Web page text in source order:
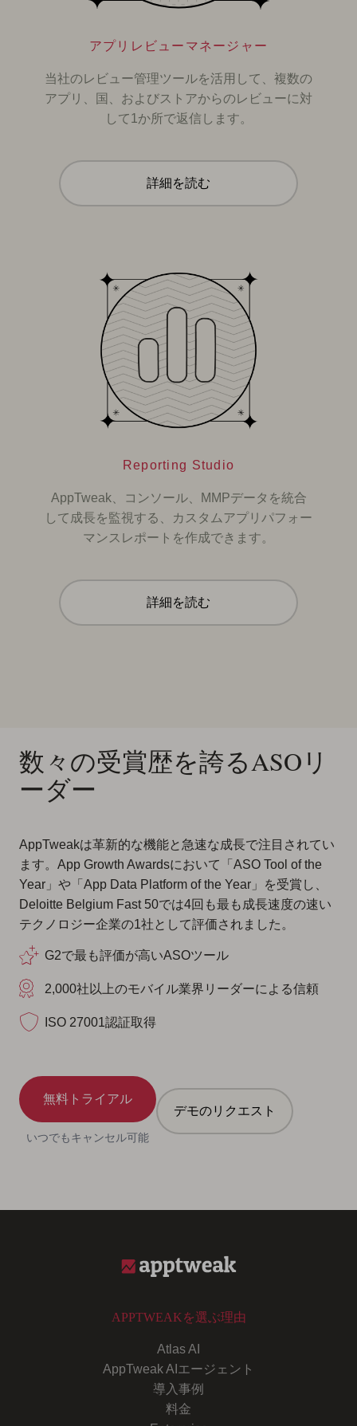
アプリレビューマネージャー
当社のレビュー管理ツールを活用して、複数の
アプリ、国、およびストアからのレビューに対
して1か所で返信します。
詳細を読む
Reporting Studio
AppTweak、コンソール、MMPデータを統合
して成長を監視する、カスタムアプリパフォー
マンスレポートを作成できます。
詳細を読む
数々の受賞歴を誇るASOリ
ーダー
AppTweakは革新的な機能と急速な成長で注目されてい
ます。App Growth Awardsにおいて「ASO Tool of the
Year」や「App Data Platform of the Year」を受賞し、
Deloitte Belgium Fast 50では4回も最も成長速度の速い
テクノロジー企業の1社として評価されました。
G2で最も評価が高いASOツール
2,000社以上のモバイル業界リーダーによる信頼
ISO 27001認証取得
無料トライアル
いつでもキャンセル可能
デモのリクエスト
APPTWEAKを選ぶ理由
Atlas AI
AppTweak AIエージェント
導入事例
料金